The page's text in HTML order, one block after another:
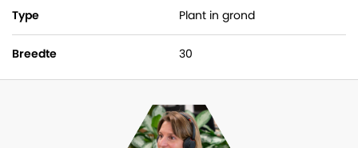
Type Plant in grond
Breedte 30